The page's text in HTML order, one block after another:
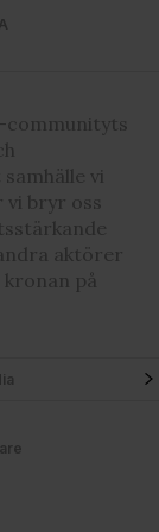
communityts
vi
vi bryr oss
aktörer
på